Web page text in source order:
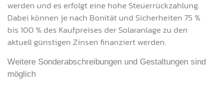
werden und es erfolgt eine hohe Steuerrückzahlung.
Dabei können je nach Bonität und Sicherheiten 75 %
bis 100 % des Kaufpreises der Solaranlage zu den
aktuell günstigen Zinsen finanziert werden.
Weitere Sonderabschreibungen und Gestaltungen sind
möglich